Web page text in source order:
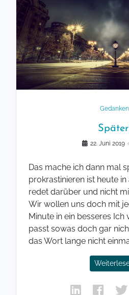
Gedanken
22. Juni 2019
Das mache ich dann mal
prokrastinieren ist heute
redet darüber und nicht
Wir wollen uns doch mit
Minute in ein besseres
passt sowas doch gar
das Wort lange nicht